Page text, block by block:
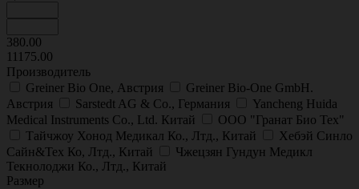
380.00
11175.00
Производитель
Greiner Bio One, Австрия
Greiner Bio-One GmbH.
Австрия
Sarstedt AG & Co., Германия
Yancheng Huida
Medical Instruments Co., Ltd. Китай
ООО "Гранат Био Тех"
Тайчжоу Хонод Медикал Ко., Лтд., Китай
Хебэй Синло
Сайн&Тех Ко, Лтд., Китай
Чжецзян Гундун Медикл
Текнолоджи Ко., Лтд., Китай
Размер